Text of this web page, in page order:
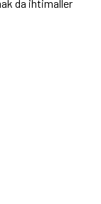
da ihtimaller